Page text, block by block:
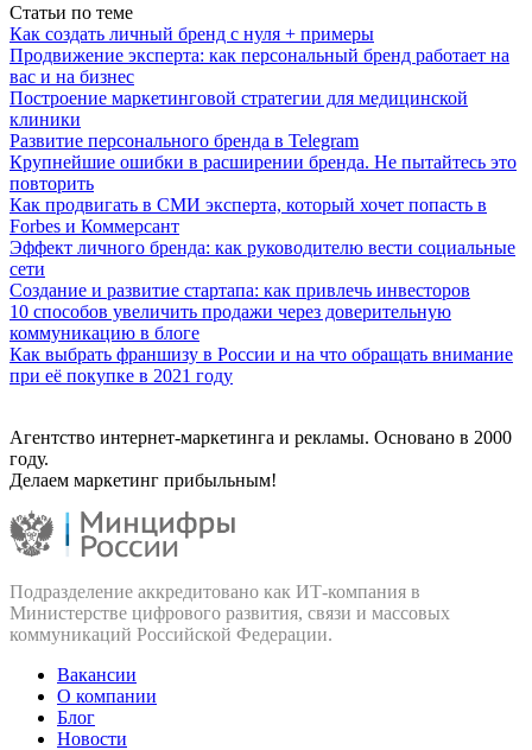
Статьи по теме
Как создать личный бренд с нуля + примеры
Продвижение эксперта: как персональный бренд работает на
вас и на бизнес
Построение маркетинговой стратегии для медицинской
клиники
Развитие персонального бренда в Telegram
Крупнейшие ошибки в расширении бренда. Не пытайтесь это
повторить
Как продвигать в СМИ эксперта, который хочет попасть в
Forbes и Коммерсант
Эффект личного бренда: как руководителю вести социальные
сети
Создание и развитие стартапа: как привлечь инвесторов
10 способов увеличить продажи через доверительную
коммуникацию в блоге
Как выбрать франшизу в России и на что обращать внимание
при её покупке в 2021 году
Агентство интернет-маркетинга и рекламы. Основано в 2000
году.
Делаем маркетинг прибыльным!
Подразделение аккредитовано как ИТ‑компания в
Министерстве цифрового развития, связи и массовых
коммуникаций Российской Федерации.
Вакансии
О компании
Блог
Новости